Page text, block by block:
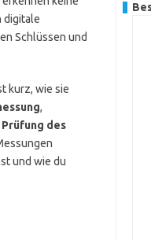
digitale
Schlüssen und
kurz, wie sie
,
Prüfung des
und wie du